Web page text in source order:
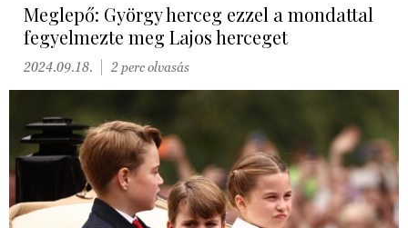
Meglepő: György herceg ezzel a mondattal
fegyelmezte meg Lajos herceget
2024.09.18. 2 perc olvasás